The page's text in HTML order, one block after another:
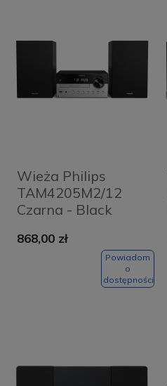
Wieża Philips
TAM4205M2/12
Czarna - Black
868,00 zł
Powiadom
o
dostępności